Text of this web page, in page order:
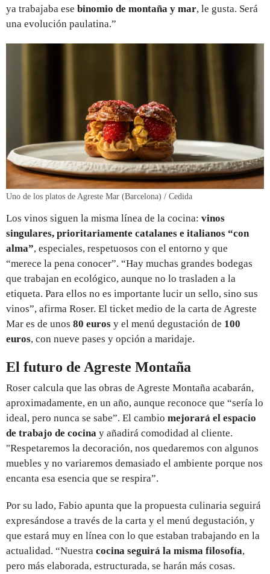
ya trabajaba ese binomio de montaña y mar, le gusta. Será
una evolución paulatina.”
Uno de los platos de Agreste Mar (Barcelona) / Cedida
Los vinos siguen la misma línea de la cocina: vinos
singulares, prioritariamente catalanes e italianos “con
alma”, especiales, respetuosos con el entorno y que
“merece la pena conocer”. “Hay muchas grandes bodegas
que trabajan en ecológico, aunque no lo trasladen a la
etiqueta. Para ellos no es importante lucir un sello, sino sus
vinos”, afirma Roser. El ticket medio de la carta de Agreste
Mar es de unos 80 euros y el menú degustación de 100
euros, con nueve pases y opción a maridaje.
El futuro de Agreste Montaña
Roser calcula que las obras de Agreste Montaña acabarán,
aproximadamente, en un año, aunque reconoce que “sería lo
ideal, pero nunca se sabe”. El cambio mejorará el espacio
de trabajo de cocina y añadirá comodidad al cliente.
"Respetaremos la decoración, nos quedaremos con algunos
muebles y no variaremos demasiado el ambiente porque nos
encanta esa esencia que se respira”.
Por su lado, Fabio apunta que la propuesta culinaria seguirá
expresándose a través de la carta y el menú degustación, y
que estará muy en línea con lo que estaban trabajando en la
actualidad. “Nuestra cocina seguirá la misma filosofía,
pero más elaborada, estructurada, se harán más cosas.